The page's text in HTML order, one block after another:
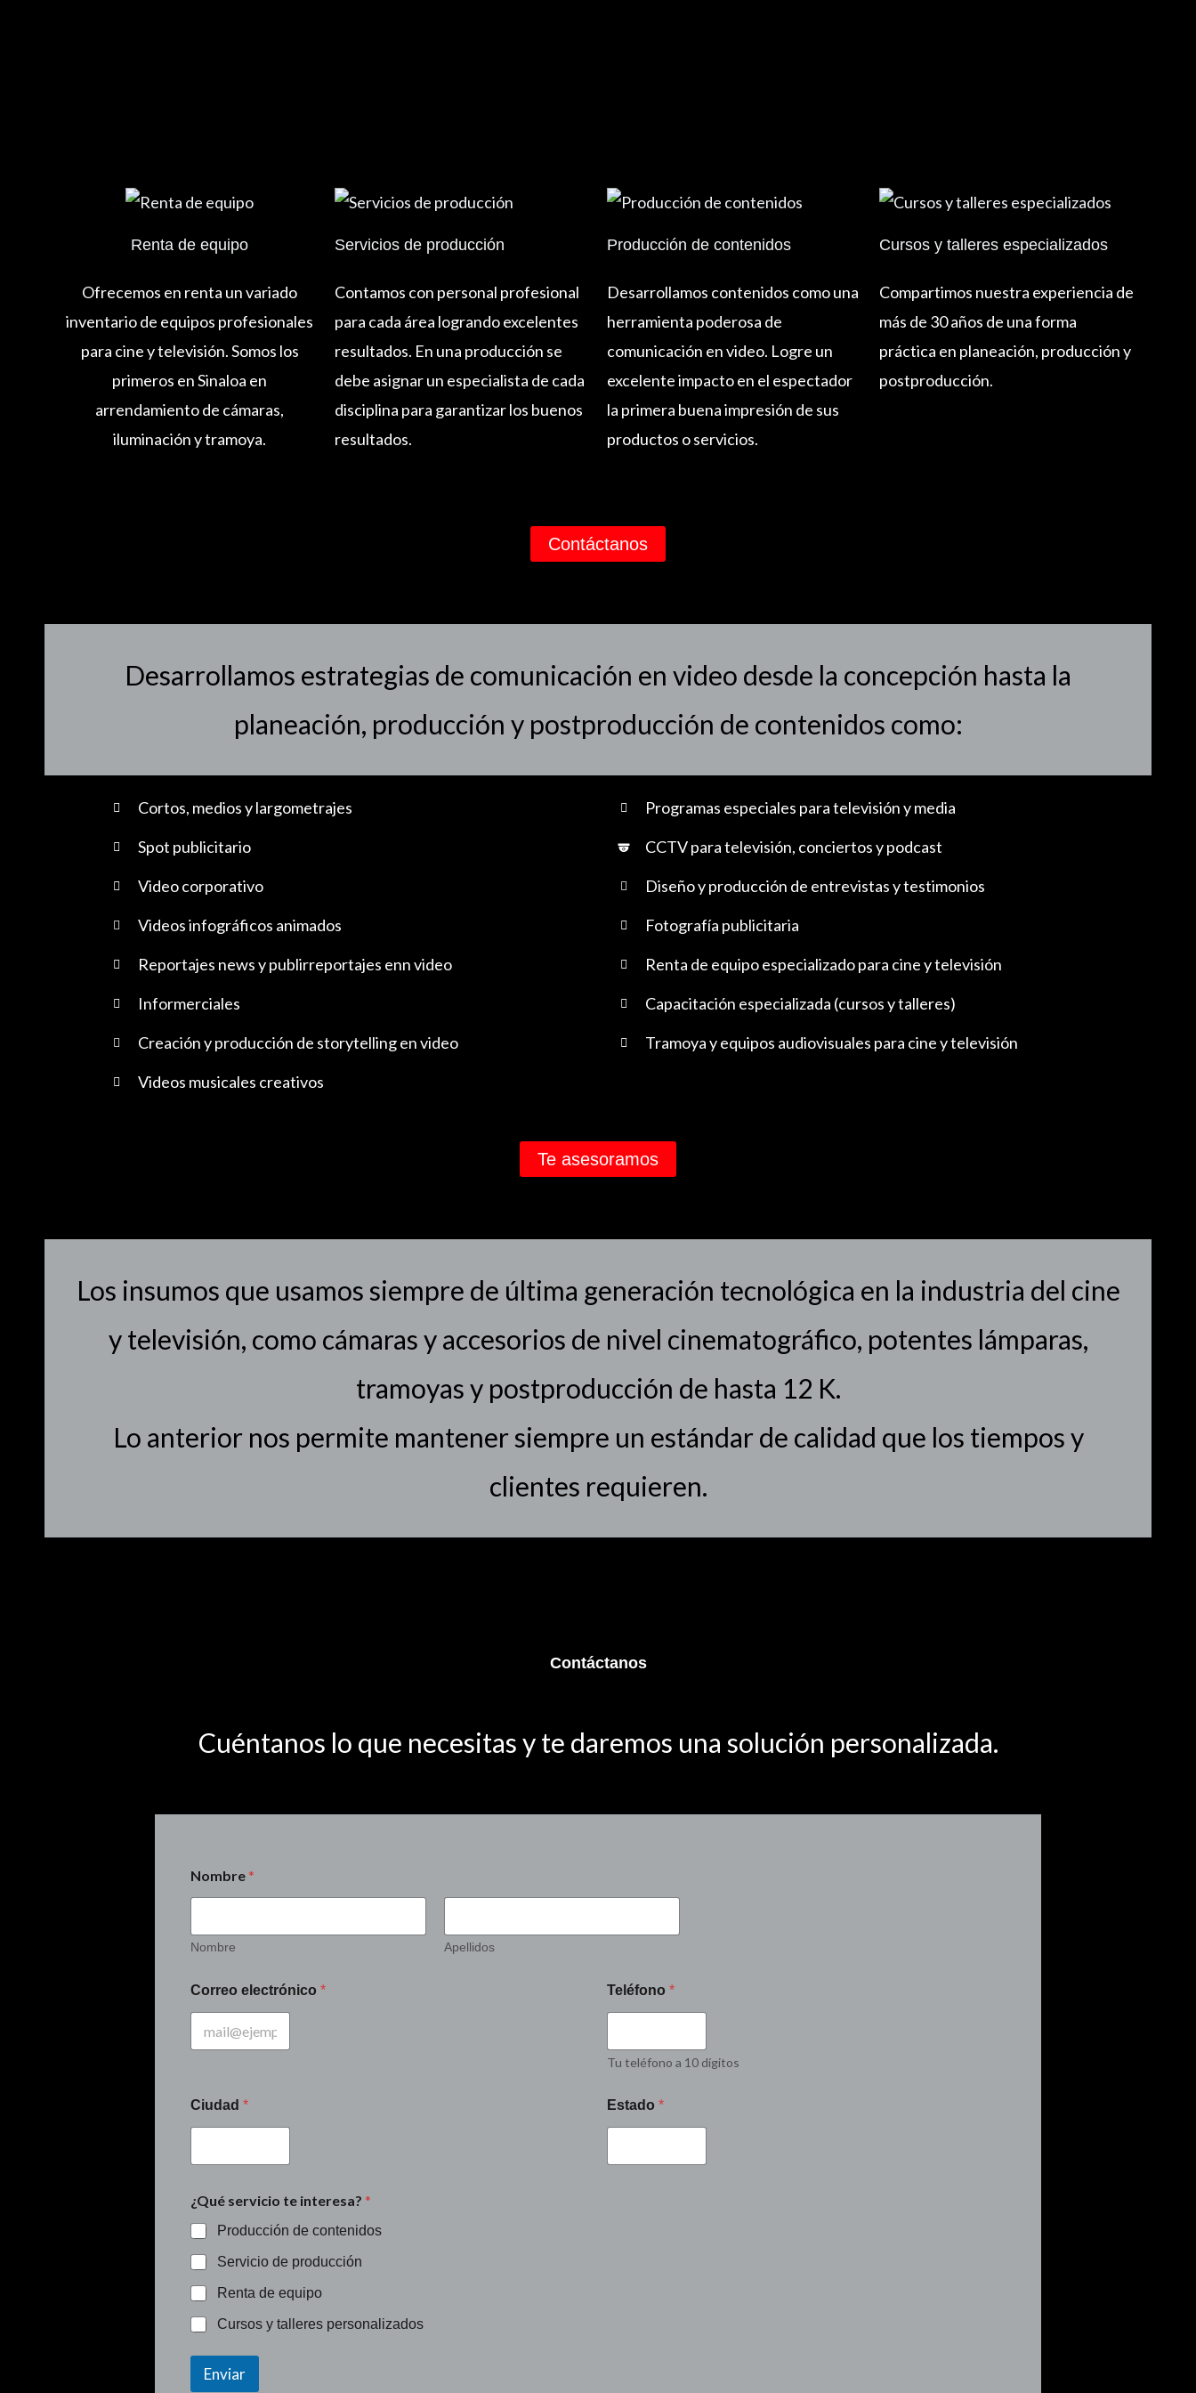
Servicios de producción
Contamos con personal profesional
para cada área logrando excelentes
resultados. En una producción se
debe asignar un especialista de cada
disciplina para garantizar los buenos
resultados.
Producción de contenidos
Desarrollamos contenidos como una
herramienta poderosa de
comunicación en video. Logre un
excelente impacto en el espectador
la primera buena impresión de sus
productos o servicios.
Renta de equipo
Ofrecemos en renta un variado
inventario de equipos profesionales
para cine y televisión. Somos los
primeros en Sinaloa en
arrendamiento de cámaras,
iluminación y tramoya.
Cursos y talleres especializados
Compartimos nuestra experiencia de
más de 30 años de una forma
práctica en planeación, producción y
postproducción.
Contáctanos
Desarrollamos estrategias de comunicación en video desde la concepción hasta la
planeación, producción y postproducción de contenidos como:
Cortos, medios y largometrajes
Spot publicitario
Video corporativo
Videos infográficos animados
Reportajes news y publirreportajes enn video
Informerciales
Creación y producción de storytelling en video
Videos musicales creativos
Programas especiales para televisión y media
CCTV para televisión, conciertos y podcast
Diseño y producción de entrevistas y testimonios
Fotografía publicitaria
Renta de equipo especializado para cine y televisión
Capacitación especializada (cursos y talleres)
Tramoya y equipos audiovisuales para cine y televisión
Te asesoramos
Los insumos que usamos siempre de última generación tecnológica en la industria del cine
y televisión, como cámaras y accesorios de nivel cinematográfico, potentes lámparas,
tramoyas y postproducción de hasta 12 K.
Lo anterior nos permite mantener siempre un estándar de calidad que los tiempos y
clientes requieren.
Contáctanos
Cuéntanos lo que necesitas y te daremos una solución personalizada.
Nombre *
Nombre Apellidos
Correo electrónico* Teléfono *
Tu teléfono a 10 dígitos
Ciudad* Estado *
¿Qué servicio te interesa? *
Producción de contenidos
Servicio de producción
Renta de equipo
Cursos y talleres personalizados
Enviar